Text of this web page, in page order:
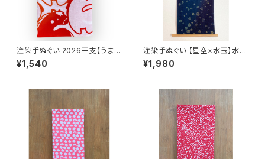
注染手ぬぐい 2026干支【うまづ
くし】晒白×赤×オレンジ×黄色グ
ラデーション 喜多屋商店 てぬぐ
¥1,540
注染手ぬぐい 【星空×水玉】水玉
ドット 喜多屋商店 てぬぐい 天の
川 流れ星 銀河日本製
¥1,980